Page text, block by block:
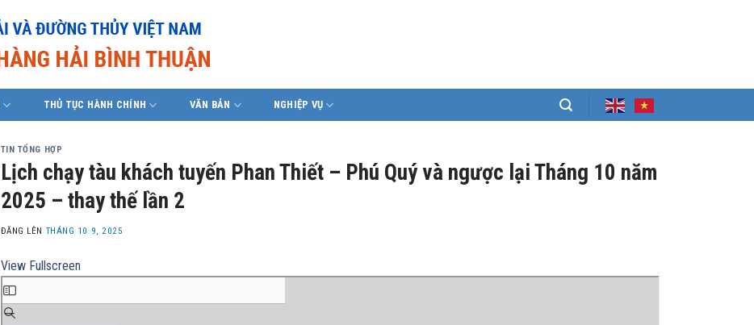
THỦ TỤC HÀNH CHÍNH VĂN BẢN NGHIỆP VỤ
TIN TỔNG HỢP
Lịch chạy tàu khách tuyến Phan Thiết – Phú Quý và ngược lại Tháng 10 năm
2025 – thay thế lần 2
ĐĂNG LÊN THÁNG 10 9, 2025
View Fullscreen